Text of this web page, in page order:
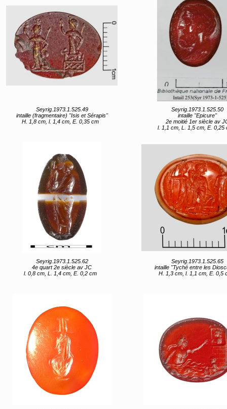
Seyrig.1973.1.525.49
intaille (fragmentaire) "Isis et Sérapis"
H. 1,8 cm, l. 1,4 cm, E. 0,35 cm
Seyrig.1973.1.525.50
intaille "Epicure"
2e moitié 1er siècle av
l. 1,1 cm, L. 1,5 cm, E. 0,25
Seyrig.1973.1.525.62
4e quart 2e siècle av JC
l. 0,8 cm, L. 1,4 cm, E. 0,2 cm
Seyrig.1973.1.525.65
intaille "Tyché entre les
H. 1,3 cm, l. 1,1 cm, E. 0,5